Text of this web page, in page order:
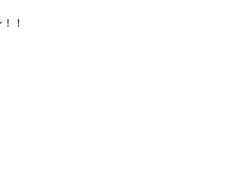
！